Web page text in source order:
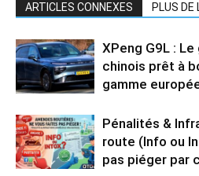
ARTICLES CONNEXES PLUS DE
XPeng G9L :
chinois prêt à
gamme
Pénalités &
route (Info ou
pas piéger par